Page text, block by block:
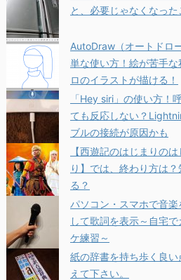
と、必要じゃなくなっ
AutoDraw（オートドロ
単な使い方！絵が苦手な
ロのイラストが描ける！
「Hey siri」の使い方！
ても反応しない？
ブルの接続が原因かも
【西遊記のはじまりのは
り】では、終わり方は？
る？
パソコン・スマホで音楽
して歌詞を表示～自宅で
ケ練習～
紙の辞書を持ち歩く良い
えて下さい。